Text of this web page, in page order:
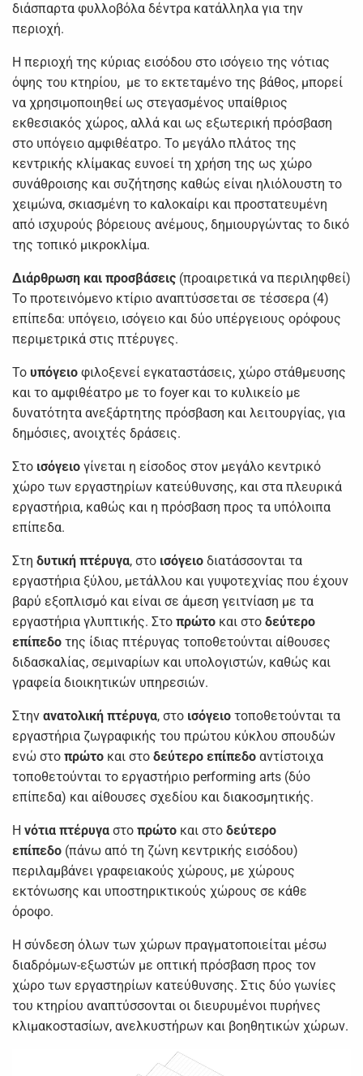
διάσπαρτα φυλλοβόλα δέντρα κατάλληλα για την
περιοχή.
Η περιοχή της κύριας εισόδου στο ισόγειο της νότιας
όψης του κτηρίου, με το εκτεταμένο της βάθος, μπορεί
να χρησιμοποιηθεί ως στεγασμένος υπαίθριος
εκθεσιακός χώρος, αλλά και ως εξωτερική πρόσβαση
στο υπόγειο αμφιθέατρο. Το μεγάλο πλάτος της
κεντρικής κλίμακας ευνοεί τη χρήση της ως χώρο
συνάθροισης και συζήτησης καθώς είναι ηλιόλουστη το
χειμώνα, σκιασμένη το καλοκαίρι και προστατευμένη
από ισχυρούς βόρειους ανέμους, δημιουργώντας το δικό
της τοπικό μικροκλίμα.
Διάρθρωση και προσβάσεις (προαιρετικά να περιληφθεί)
Το προτεινόμενο κτίριο αναπτύσσεται σε τέσσερα (4)
επίπεδα: υπόγειο, ισόγειο και δύο υπέργειους ορόφους
περιμετρικά στις πτέρυγες.
Το υπόγειο φιλοξενεί εγκαταστάσεις, χώρο στάθμευσης
και το αμφιθέατρο με το foyer και το κυλικείο με
δυνατότητα ανεξάρτητης πρόσβαση και λειτουργίας, για
δημόσιες, ανοιχτές δράσεις.
Στο ισόγειο γίνεται η είσοδος στον μεγάλο κεντρικό
χώρο των εργαστηρίων κατεύθυνσης, και στα πλευρικά
εργαστήρια, καθώς και η πρόσβαση προς τα υπόλοιπα
επίπεδα.
Στη δυτική πτέρυγα, στο ισόγειο διατάσσονται τα
εργαστήρια ξύλου, μετάλλου και γυψοτεχνίας που έχουν
βαρύ εξοπλισμό και είναι σε άμεση γειτνίαση με τα
εργαστήρια γλυπτικής. Στο πρώτο και στο δεύτερο
επίπεδο της ίδιας πτέρυγας τοποθετούνται αίθουσες
διδασκαλίας, σεμιναρίων και υπολογιστών, καθώς και
γραφεία διοικητικών υπηρεσιών.
Στην ανατολική πτέρυγα, στο ισόγειο τοποθετούνται τα
εργαστήρια ζωγραφικής του πρώτου κύκλου σπουδών
ενώ στο πρώτο και στο δεύτερο επίπεδο αντίστοιχα
τοποθετούνται το εργαστήριο performing arts (δύο
επίπεδα) και αίθουσες σχεδίου και διακοσμητικής.
Η νότια πτέρυγα στο πρώτο και στο δεύτερο
επίπεδο (πάνω από τη ζώνη κεντρικής εισόδου)
περιλαμβάνει γραφειακούς χώρους, με χώρους
εκτόνωσης και υποστηρικτικούς χώρους σε κάθε
όροφο.
Η σύνδεση όλων των χώρων πραγματοποιείται μέσω
διαδρόμων-εξωστών με οπτική πρόσβαση προς τον
χώρο των εργαστηρίων κατεύθυνσης. Στις δύο γωνίες
του κτηρίου αναπτύσσονται οι διευρυμένοι πυρήνες
κλιμακοστασίων, ανελκυστήρων και βοηθητικών χώρων.